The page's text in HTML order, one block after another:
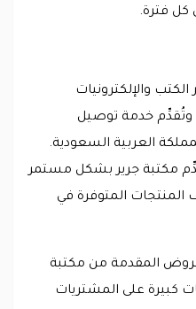
كل فترة.
والإلكترونيات
وتُقدِّم خدمة توصيل
العربية السعودية.
مكتبة جرير بشكل مستمر
المتوفرة في
المقدمة من مكتبة
كبيرة على المشتريات